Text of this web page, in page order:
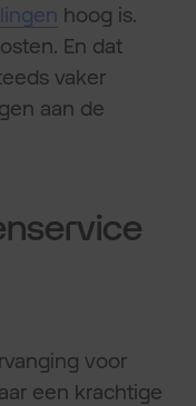
hoog is.
En dat
vaker
aan de
voor
een krachtige